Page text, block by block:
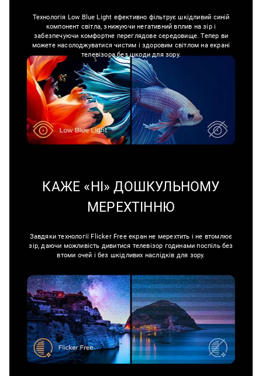
Технологія Low Blue Light ефективно фільтрує шкідливий синій
компонент світла, знижуючи негативний вплив на зір і
забезпечуючи комфортне переглядове середовище. Тепер ви
можете насолоджуватися чистим і здоровим світлом на екрані
телевізора без шкоди для зору.
КАЖЕ «НІ» ДОШКУЛЬНОМУ
МЕРЕХТІННЮ
Завдяки технології Flicker Free екран не мерехтить і не втомлює
зір, даючи можливість дивитися телевізор годинами поспіль без
втоми очей і без шкідливих наслідків для зору.